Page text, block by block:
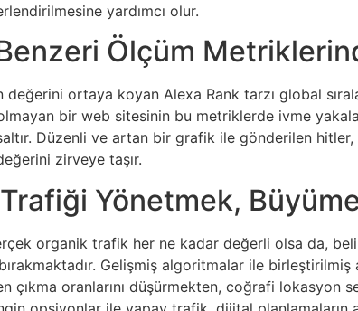
yardımcı olur.
Ölçüm
ortaya koyan Alexa Rank tarzı global
bir web sitesinin bu metriklerde ivme
Düzenli ve artan bir grafik ile gönderilen hitler,
zirveye taşır.
Trafiği Yönetmek,
organik trafik her ne kadar değerli olsa da,
Gelişmiş algoritmalar ile
çıkma oranlarını düşürmekten, coğrafi lokasyon